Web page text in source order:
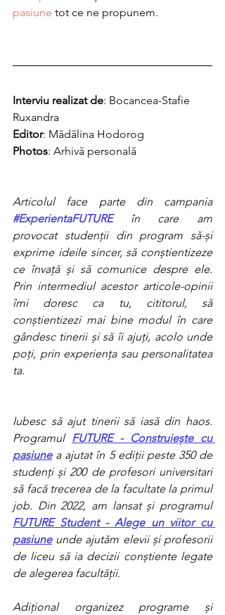
pasiune tot ce ne propunem.
Interviu realizat de: Bocancea-Stafie
Ruxandra
Editor: Mădălina Hodorog
Photos: Arhivă personală
Articolul face parte din campania
#ExperientaFUTURE în care am
provocat studenții din program să-și
exprime ideile sincer, să conștientizeze
ce învață și să comunice despre ele.
Prin intermediul acestor articole-opinii
îmi doresc ca tu, cititorul, să
conștientizezi mai bine modul în care
gândesc tinerii și să îi ajuți, acolo unde
poți, prin experiența sau personalitatea
ta.
Iubesc să ajut tinerii să iasă din haos.
Programul FUTURE - Construiește cu
pasiune a ajutat în 5 ediții peste 350 de
studenți și 200 de profesori universitari
să facă trecerea de la facultate la primul
job. Din 2022, am lansat și programul
FUTURE Student - Alege un viitor cu
pasiune unde ajutăm elevii și profesorii
de liceu să ia decizii conștiente legate
de alegerea facultății.
Adițional organizez programe și